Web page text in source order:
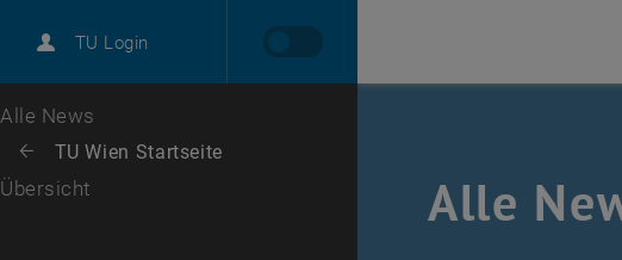
TU Login
Karriere
Zur 1. Menü Ebene
Alle News
Zurück: Subseiten von TU Wien Startseite auflisten
Zurück zur letzten Ebene:
TU Wien Startseite
Übersicht Alle